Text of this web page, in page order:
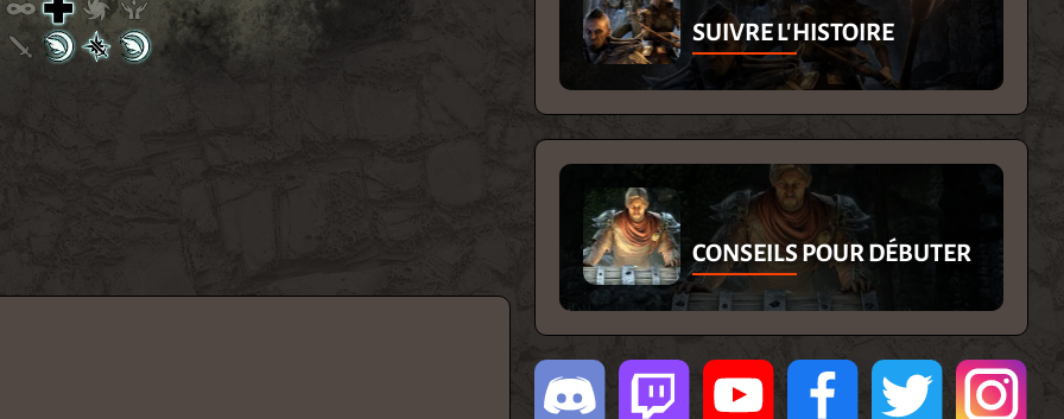
SUIVRE L'HISTOIRE
CONSEILS POUR DÉBUTER